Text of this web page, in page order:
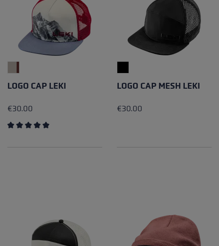
LOGO CAP LEKI
€30.00
LOGO CAP MESH LEKI
€30.00